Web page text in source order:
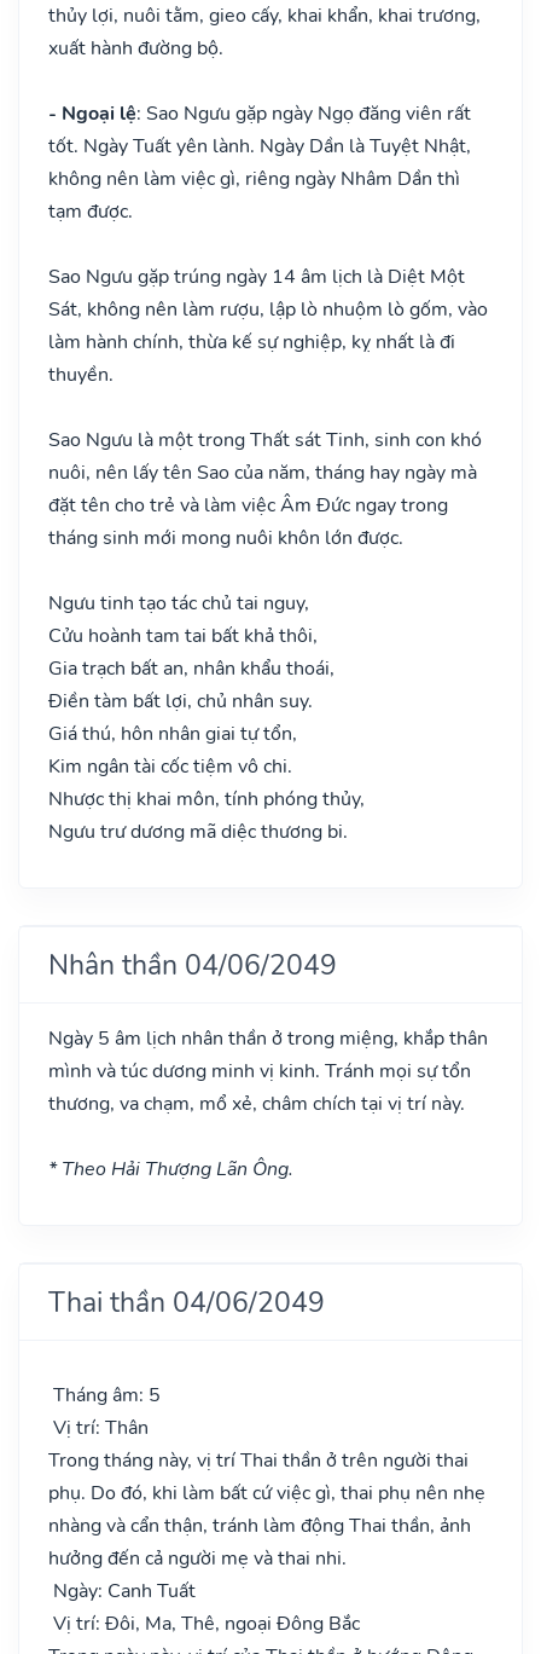
thủy lợi, nuôi tằm, gieo cấy, khai khẩn, khai trương,
xuất hành đường bộ.
- Ngoại lệ: Sao Ngưu gặp ngày Ngọ đăng viên rất
tốt. Ngày Tuất yên lành. Ngày Dần là Tuyệt Nhật,
không nên làm việc gì, riêng ngày Nhâm Dần thì
tạm được.
Sao Ngưu gặp trúng ngày 14 âm lịch là Diệt Một
Sát, không nên làm rượu, lập lò nhuộm lò gốm, vào
làm hành chính, thừa kế sự nghiệp, kỵ nhất là đi
thuyền.
Sao Ngưu là một trong Thất sát Tinh, sinh con khó
nuôi, nên lấy tên Sao của năm, tháng hay ngày mà
đặt tên cho trẻ và làm việc Âm Đức ngay trong
tháng sinh mới mong nuôi khôn lớn được.
Ngưu tinh tạo tác chủ tai nguy,
Cửu hoành tam tai bất khả thôi,
Gia trạch bất an, nhân khẩu thoái,
Điền tàm bất lợi, chủ nhân suy.
Giá thú, hôn nhân giai tự tổn,
Kim ngân tài cốc tiệm vô chi.
Nhược thị khai môn, tính phóng thủy,
Ngưu trư dương mã diệc thương bi.
Nhân thần 04/06/2049
Ngày 5 âm lịch nhân thần ở trong miệng, khắp thân
mình và túc dương minh vị kinh. Tránh mọi sự tổn
thương, va chạm, mổ xẻ, châm chích tại vị trí này.
* Theo Hải Thượng Lãn Ông.
Thai thần 04/06/2049
Tháng âm: 5
Vị trí: Thân
Trong tháng này, vị trí Thai thần ở trên người thai
phụ. Do đó, khi làm bất cứ việc gì, thai phụ nên nhẹ
nhàng và cẩn thận, tránh làm động Thai thần, ảnh
hưởng đến cả người mẹ và thai nhi.
Ngày: Canh Tuất
Vị trí: Đôi, Ma, Thê, ngoại Đông Bắc